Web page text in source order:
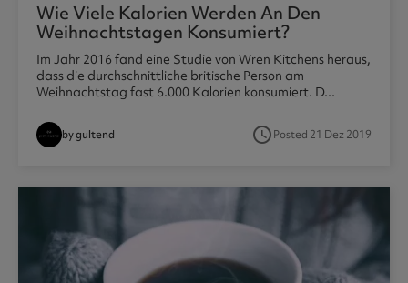
Wie Viele Kalorien Werden An Den
Weihnachtstagen Konsumiert?
Im Jahr 2016 fand eine Studie von Wren Kitchens heraus,
dass die durchschnittliche britische Person am
Weihnachtstag fast 6.000 Kalorien konsumiert. D...
by gultend access_timePosted 21 Dez 2019